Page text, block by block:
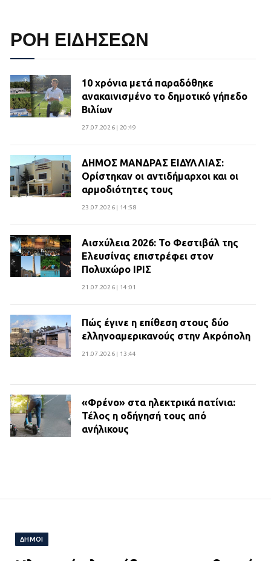
ΡΟΗ ΕΙΔΗΣΕΩΝ
10 χρόνια μετά παραδόθηκε
ανακαινισμένο το δημοτικό γήπεδο
Βιλίων
27.07.2026 | 20:49
ΔΗΜΟΣ ΜΑΝΔΡΑΣ ΕΙΔΥΛΛΙΑΣ:
Ορίστηκαν οι αντιδήμαρχοι και οι
αρμοδιότητες τους
23.07.2026 | 14:58
Αισχύλεια 2026: Το Φεστιβάλ της
Ελευσίνας επιστρέφει στον
Πολυχώρο ΙΡΙΣ
21.07.2026 | 14:01
Πώς έγινε η επίθεση στους δύο
ελληνοαμερικανούς στην Ακρόπολη
21.07.2026 | 13:44
«Φρένο» στα ηλεκτρικά πατίνια:
Τέλος η οδήγησή τους από
ανήλικους
ΔΗΜΟΙ